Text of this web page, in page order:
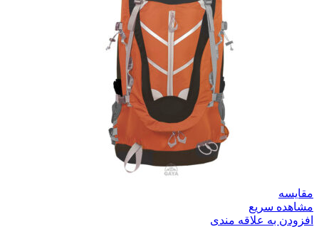
مقایسه
مشاهده سریع
افزودن به علاقه مندی